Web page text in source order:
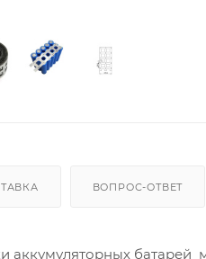
ВОПРОС-ОТВЕТ
аккумуляторных батарей